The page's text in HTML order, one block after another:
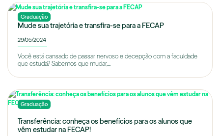
Graduação
Mude sua trajetória e transfira-se para a FECAP
29/05/2024
Você está cansado de passar nervoso e decepção com a faculdade
que estuda? Sabemos que mudar,...
Graduação
Transferência: conheça os benefícios para os alunos que
vêm estudar na FECAP!